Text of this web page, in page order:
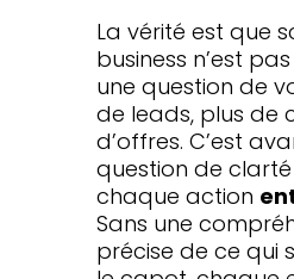
La vérité est que
business n’est
une question de
de leads, plus de
d’offres. C’est
question de
chaque action
Sans une
précise de ce qui